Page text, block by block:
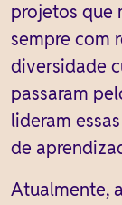
projetos que
sempre com
diversidade
passaram
lideram
de
Atualmente,